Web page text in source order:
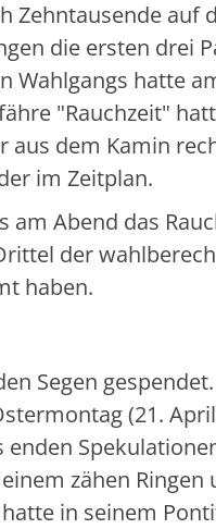
Zehntausende auf
die ersten drei
Wahlgangs hatte
"Rauchzeit"
aus dem Kamin
im Zeitplan.
am Abend das
der
haben.
Segen
(21.
enden
zähen Ringen
in seinem